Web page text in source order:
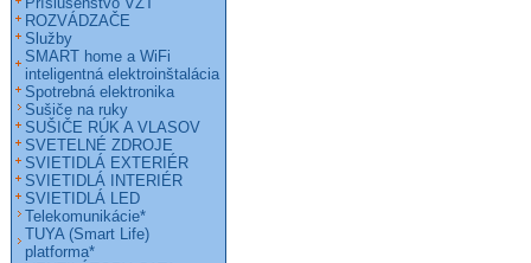
ROZVÁDZAČE
Služby
SMART home a WiFi
inteligentná elektroinštalácia
Spotrebná elektronika
Sušiče na ruky
SUŠIČE RÚK A VLASOV
SVETELNÉ ZDROJE
SVIETIDLÁ EXTERIÉR
SVIETIDLÁ INTERIÉR
SVIETIDLÁ LED
Telekomunikácie*
TUYA (Smart Life)
platforma*